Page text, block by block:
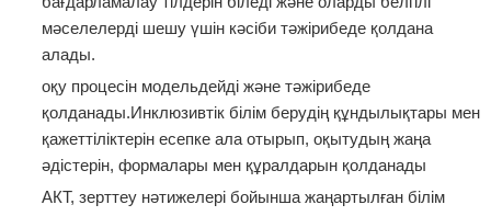
мәселелерді шешу үшін кәсіби тәжірибеде қолдана
алады.
оқу процесін модельдейді және тәжірибеде
қолданады.Инклюзивтік білім берудің құндылықтары мен
қажеттіліктерін есепке ала отырып, оқытудың жаңа
әдістерін, формалары мен құралдарын қолданады
АКТ, зерттеу нәтижелері бойынша жаңартылған білім